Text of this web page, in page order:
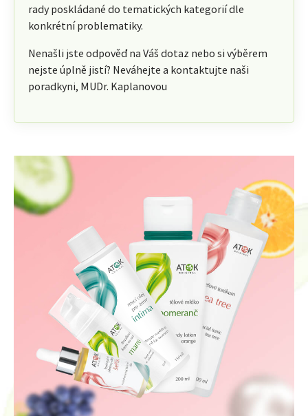
rady poskládané do tematických kategorií dle
konkrétní problematiky.
Nenašli jste odpověď na Váš dotaz nebo si výběrem
nejste úplně jistí? Neváhejte a kontaktujte naši
poradkyni, MUDr. Kaplanovou